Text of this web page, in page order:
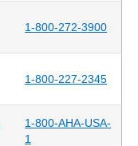
1-800-272-3900
1-800-227-2345
Sitio Externo
1-800-AHA-USA-
1